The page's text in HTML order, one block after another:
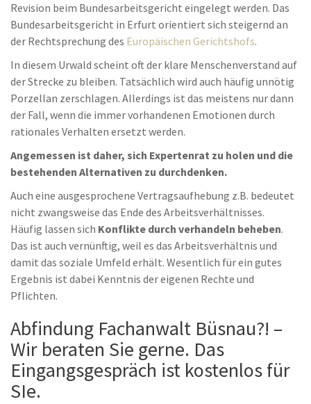
Revision beim Bundesarbeitsgericht eingelegt werden. Das
Bundesarbeitsgericht in Erfurt orientiert sich steigernd an
der Rechtsprechung des Europäischen Gerichtshofs.
In diesem Urwald scheint oft der klare Menschenverstand auf
der Strecke zu bleiben. Tatsächlich wird auch häufig unnötig
Porzellan zerschlagen. Allerdings ist das meistens nur dann
der Fall, wenn die immer vorhandenen Emotionen durch
rationales Verhalten ersetzt werden.
Angemessen ist daher, sich Expertenrat zu holen und die
bestehenden Alternativen zu durchdenken.
Auch eine ausgesprochene Vertragsaufhebung z.B. bedeutet
nicht zwangsweise das Ende des Arbeitsverhältnisses.
Häufig lassen sich Konflikte durch verhandeln beheben.
Das ist auch vernünftig, weil es das Arbeitsverhältnis und
damit das soziale Umfeld erhält. Wesentlich für ein gutes
Ergebnis ist dabei Kenntnis der eigenen Rechte und
Pflichten.
Abfindung Fachanwalt Büsnau?! –
Wir beraten Sie gerne. Das
Eingangsgespräch ist kostenlos für
SIe.